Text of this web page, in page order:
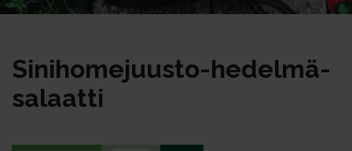
Si­ni­ho­me­juus­to-he­del­mä­
sa­laat­ti